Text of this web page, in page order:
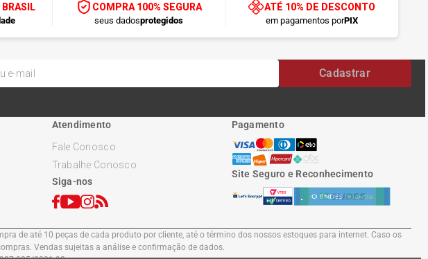
BRASIL COMPRA 100% SEGURA
seus dadosprotegidos
ATÉ 10% DE DESCONTO
em pagamentos porPIX
Cadastrar
Atendimento
Fale Conosco
Trabalhe Conosco
Siga-nos
Pagamento
Site Seguro e Reconhecimento
de até 10 peças de cada produto por cliente, até o término dos nossos estoques para internet. Caso os
Vendas sujeitas a análise e confirmação de dados.